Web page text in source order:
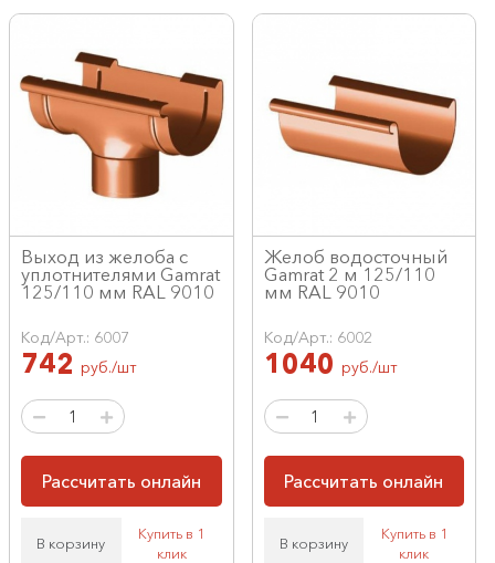
Выход из желоба с
уплотнителями Gamrat
125/110 мм RAL 9010
Код/Арт.: 6007
742 руб./шт
Рассчитать онлайн
В корзину
Купить в 1
клик
Желоб водосточный
Gamrat 2 м 125/110
мм RAL 9010
Код/Арт.: 6002
1040 руб./шт
Рассчитать онлайн
В корзину
Купить в 1
клик